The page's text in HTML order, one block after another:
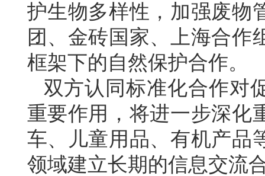
护生物多样性，加强废物
团、金砖国家、上海合作
框架下的自然保护合作。
双方认同标准化合作对
重要作用，将进一步深化
车、儿童用品、有机产品
领域建立长期的信息交流